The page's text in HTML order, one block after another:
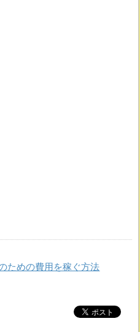
ための費用を稼ぐ方法